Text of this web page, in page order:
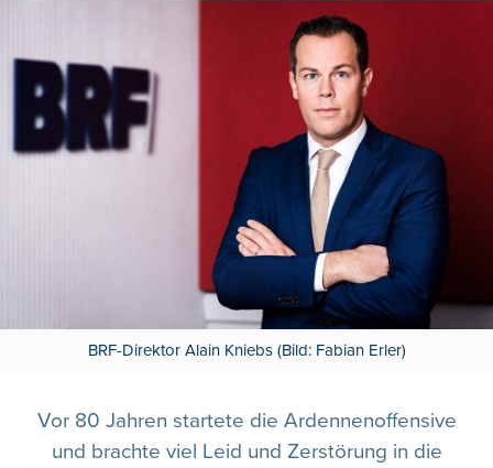
BRF-Direktor Alain Kniebs (Bild: Fabian Erler)
Vor 80 Jahren startete die Ardennenoffensive
und brachte viel Leid und Zerstörung in die